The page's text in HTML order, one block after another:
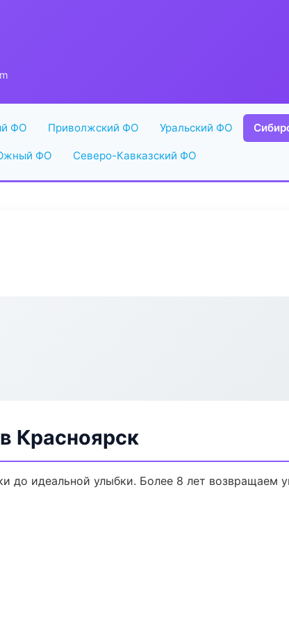
ФО Приволжский ФО Уральский ФО
ФО Северо-Кавказский ФО
Красноярск
до идеальной улыбки. Более 8 лет возвращаем